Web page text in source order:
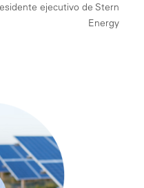
ejecutivo de Stern
Energy